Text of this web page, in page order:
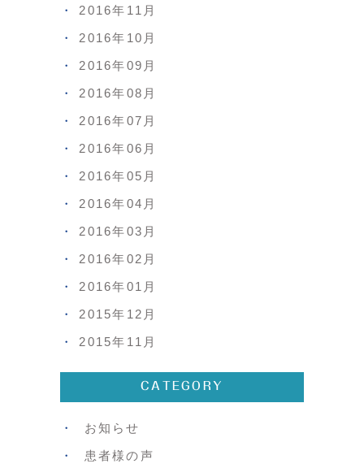
2016年11月
2016年10月
2016年09月
2016年08月
2016年07月
2016年06月
2016年05月
2016年04月
2016年03月
2016年02月
2016年01月
2015年12月
2015年11月
CATEGORY
お知らせ
患者様の声